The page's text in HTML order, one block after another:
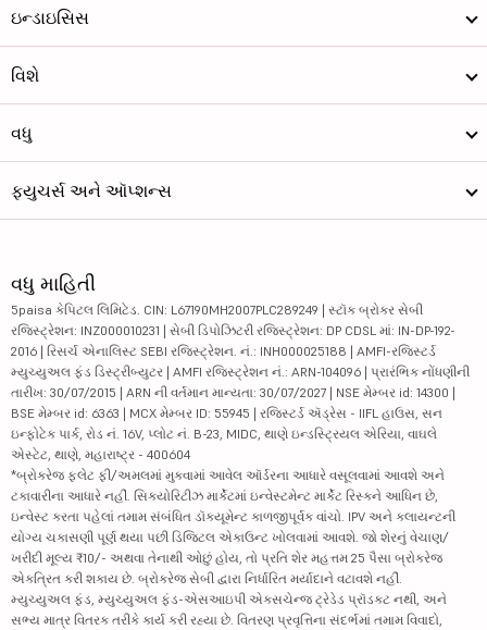
ઇન્ડાઇસિસ
વિશે
વધુ
ફ્યુચર્સ અને ઑપ્શન્સ
વધુ માહિતી
5paisa કેપિટલ લિમિટેડ. CIN: L67190MH2007PLC289249 | સ્ટૉક બ્રોકર સેબી
રજિસ્ટ્રેશન: INZ000010231 | સેબી ડિપોઝિટરી રજિસ્ટ્રેશન: DP CDSL માં: IN-DP-192-
2016 | રિસર્ચ એનાલિસ્ટ SEBI રજિસ્ટ્રેશન. નં.: INH000025188 | AMFI-રજિસ્ટર્ડ
મ્યુચ્યુઅલ ફંડ ડિસ્ટ્રીબ્યુટર | AMFI રજિસ્ટ્રેશન નં.: ARN-104096 | પ્રારંભિક નોંધણીની
તારીખ: 30/07/2015 | ARN ની વર્તમાન માન્યતા: 30/07/2027 | NSE મેમ્બર id: 14300 |
BSE મેમ્બર id: 6363 | MCX મેમ્બર ID: 55945 | રજિસ્ટર્ડ ઍડ્રેસ - IIFL હાઉસ, સન
ઇન્ફોટેક પાર્ક, રોડ નં. 16V, પ્લોટ નં. B-23, MIDC, થાણે ઇન્ડસ્ટ્રિયલ એરિયા, વાઘલે
એસ્ટેટ, થાણે, મહારાષ્ટ્ર - 400604
*બ્રોકરેજ ફ્લેટ ફી/અમલમાં મુકવામાં આવેલ ઑર્ડરના આધારે વસૂલવામાં આવશે અને
ટકાવારીના આધારે નહીં. સિક્યોરિટીઝ માર્કેટમાં ઇન્વેસ્ટમેન્ટ માર્કેટ રિસ્કને આધિન છે,
ઇન્વેસ્ટ કરતા પહેલાં તમામ સંબંધિત ડૉક્યૂમેન્ટ કાળજીપૂર્વક વાંચો. IPV અને ક્લાયન્ટની
યોગ્ય ચકાસણી પૂર્ણ થયા પછી ડિજિટલ એકાઉન્ટ ખોલવામાં આવશે. જો શેરનું વેચાણ/
ખરીદી મૂલ્ય ₹10/- અથવા તેનાથી ઓછું હોય, તો પ્રતિ શેર મહત્તમ 25 પૈસા બ્રોકરેજ
એકત્રિત કરી શકાય છે. બ્રોકરેજ સેબી દ્વારા નિર્ધારિત મર્યાદાને વટાવશે નહીં.
મ્યુચ્યુઅલ ફંડ, મ્યુચ્યુઅલ ફંડ-એસઆઇપી એક્સચેન્જ ટ્રેડેડ પ્રૉડક્ટ નથી, અને
સભ્ય માત્ર વિતરક તરીકે કાર્ય કરી રહ્યા છે. વિતરણ પ્રવૃત્તિના સંદર્ભમાં તમામ વિવાદો,